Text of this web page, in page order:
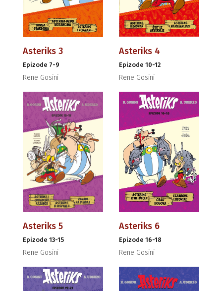
Asteriks 3
Epizode 7-9
Rene Gosini
Asteriks 4
Epizode 10-12
Rene Gosini
Asteriks 5
Epizode 13-15
Rene Gosini
Asteriks 6
Epizode 16-18
Rene Gosini